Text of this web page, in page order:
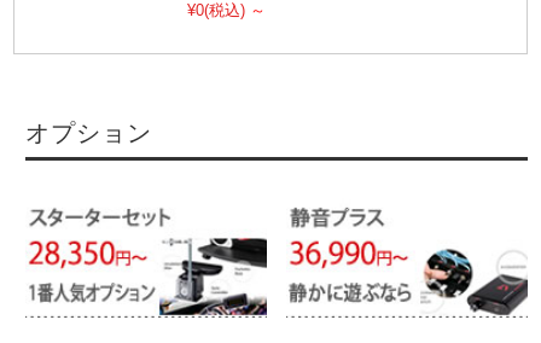
¥0(税込) ～
オプション